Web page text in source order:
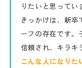
りたいと思ってい
きっかけは、新卒
ーフの存在です。
信頼され、キラキ
こんな人になりた